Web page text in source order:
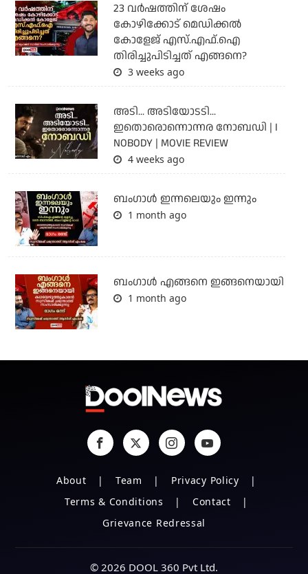
23 വർഷത്തിന് ശേഷം
കോഴിക്കോട് മെഡിക്കൽ
കോളേജ് എസ്.എഫ്.ഐ
തിരിച്ചുപിടിച്ചത് എങ്ങനെ?
3 weeks ago
അടി... അടിയോടടി...
ഇതൊരൊന്നൊന്നര നോബഡി | I
NOBODY | MOVIE REVIEW
4 weeks ago
ബംഗാള്‍ ഇന്നലെയും ഇന്നും
1 month ago
ബം​ഗാൾ എങ്ങനെ ഇങ്ങനെയായി
1 month ago
About Team
Privacy Policy
Terms & Conditions
Contact
Grievance Redressal
© 2026 DOOL 360 Pvt Ltd.